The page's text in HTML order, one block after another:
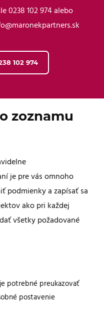
0238 102 974 alebo
102 974​
zoznamu
je pre vás omnoho
podmienky a zapísať sa
ako pri každej
všetky požadované
potrebné preukazovať
postavenie